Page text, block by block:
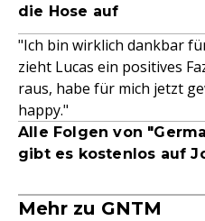
die Hose auf
"Ich bin wirklich dankbar
zieht Lucas ein positives
raus, habe für mich jetzt
happy."
Alle Folgen von
gibt es kostenlos auf
Mehr zu GNTM